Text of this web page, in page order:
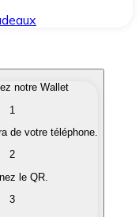
vous intéressent
en monnaie
notre Wallet
1
de votre téléphone.
2
le QR.
3